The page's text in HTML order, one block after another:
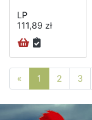
LP
111,89 zł
« Poprzednia strona
1 2 3